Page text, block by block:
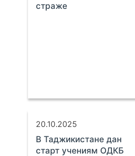
страже
20.10.2025
В Таджикистане дан
старт учениям ОДКБ